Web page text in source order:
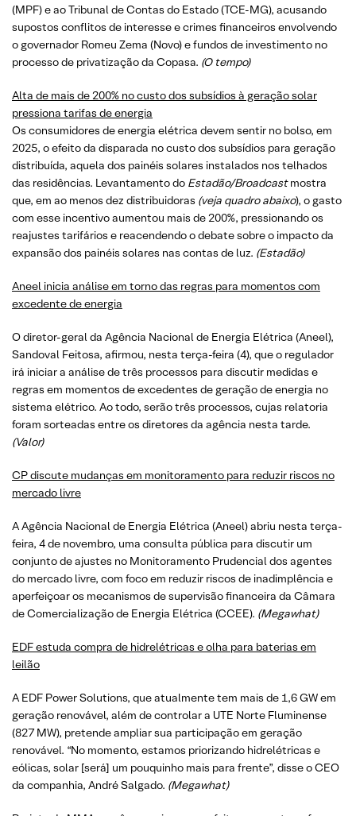
(MPF) e ao Tribunal de Contas do Estado (TCE-MG), acusando
supostos conflitos de interesse e crimes financeiros envolvendo
o governador Romeu Zema (Novo) e fundos de investimento no
processo de privatização da Copasa. (O tempo)
Alta de mais de 200% no custo dos subsídios à geração solar
pressiona tarifas de energia
Os consumidores de energia elétrica devem sentir no bolso, em
2025, o efeito da disparada no custo dos subsídios para geração
distribuída, aquela dos painéis solares instalados nos telhados
das residências. Levantamento do Estadão/Broadcastmostra
que, em ao menos dez distribuidoras (veja quadro abaixo), o gasto
com esse incentivo aumentou mais de 200%, pressionando os
reajustes tarifários e reacendendo o debate sobre o impacto da
expansão dos painéis solares nas contas de luz. (Estadão)
Aneel inicia análise em torno das regras para momentos com
excedente de energia
O diretor-geral da Agência Nacional de Energia Elétrica (Aneel),
Sandoval Feitosa, afirmou, nesta terça-feira (4), que o regulador
irá iniciar a análise de três processos para discutir medidas e
regras em momentos de excedentes de geração de energia no
sistema elétrico. Ao todo, serão três processos, cujas relatoria
foram sorteadas entre os diretores da agência nesta tarde.
(Valor)
CP discute mudanças em monitoramento para reduzir riscos no
mercado livre
A Agência Nacional de Energia Elétrica (Aneel) abriu nesta terça-
feira, 4 de novembro, uma consulta pública para discutir um
conjunto de ajustes no Monitoramento Prudencial dos agentes
do mercado livre, com foco em reduzir riscos de inadimplência e
aperfeiçoar os mecanismos de supervisão financeira da Câmara
de Comercialização de Energia Elétrica (CCEE). (Megawhat)
EDF estuda compra de hidrelétricas e olha para baterias em
leilão
A EDF Power Solutions, que atualmente tem mais de 1,6 GW em
geração renovável, além de controlar a UTE Norte Fluminense
(827 MW), pretende ampliar sua participação em geração
renovável. “No momento, estamos priorizando hidrelétricas e
eólicas, solar [será] um pouquinho mais para frente”, disse o CEO
da companhia, André Salgado. (Megawhat)